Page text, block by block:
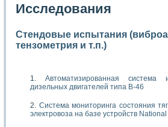
Исследования
Стендовые испытания
тензометрия и т.п.)
Автоматизированная система
дизельных двигателей типа В-46
Система мониторинга состояния
электровоза на базе устройств